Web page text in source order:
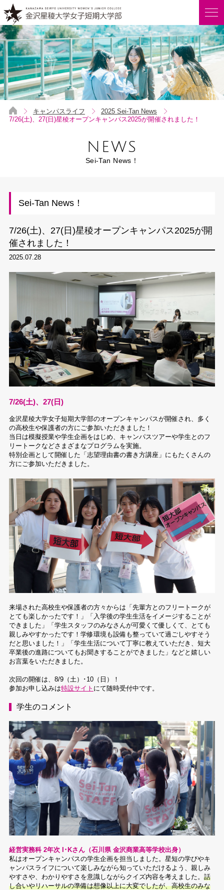
キャンパスライフ
2025 Sei-Tan News
7/26(土)、27(日)星稜オープンキャンパス2025が開催されました！
NEWS
Sei-Tan News！
Sei-Tan News！
7/26(土)、27(日)星稜オープンキャンパス2025が開
催されました！
2025.07.28
7/26(土)、27(日)
金沢星稜大学女子短期大学部のオープンキャンパスが開催され、多く
の高校生や保護者の方にご参加いただきました！
当日は模擬授業や学生企画をはじめ、キャンパスツアーや学生とのフ
リートークなどさまざまなプログラムを実施。
特別企画として開催した「志望理由書の書き方講座」にもたくさんの
方にご参加いただきました。
来場された高校生や保護者の方々からは「先輩方とのフリートークが
とても楽しかったです！」「入学後の学生生活をイメージすることが
できました」「学生スタッフのみなさんが可愛くて優しくて、とても
親しみやすかったです！学修環境も設備も整っていて過ごしやすそう
だと思いました！」「学生生活について丁寧に教えていただき、短大
卒業後の進路についてもお聞きすることができました」などと嬉しい
お言葉をいただきました。
次回の開催は、8/9（土）･10（日）！
参加お申し込みは特設サイト にて随時受付中です。
学生のコメント
経営実務科 2年次 I･Kさん（石川県 金沢商業高等学校出身）
私はオープンキャンパスの学生企画を担当しました。星短の学びやキ
ャンパスライフについて楽しみながら知っていただけるよう、親しみ
やすさや、わかりやすさを意識しながらクイズ内容を考えました。 話
し合いやリハーサルの準備は想像以上に大変でしたが、高校生のみな